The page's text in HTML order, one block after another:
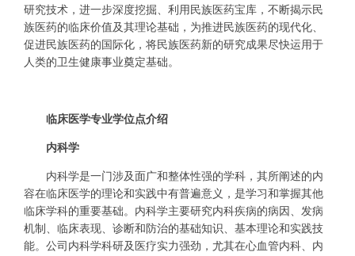
研究技术，进一步深度挖掘、利用民族医药宝库，不断揭示民
族医药的临床价值及其理论基础，为推进民族医药的现代化、
促进民族医药的国际化，将民族医药新的研究成果尽快运用于
人类的卫生健康事业奠定基础。
临床医学专业学位点介绍
内科学
内科学是一门涉及面广和整体性强的学科，其所阐述的内
容在临床医学的理论和实践中有普遍意义，是学习和掌握其他
临床学科的重要基础。内科学主要研究内科疾病的病因、发病
机制、临床表现、诊断和防治的基础知识、基本理论和实践技
能。公司内科学科研及医疗实力强劲，尤其在心血管内科、内